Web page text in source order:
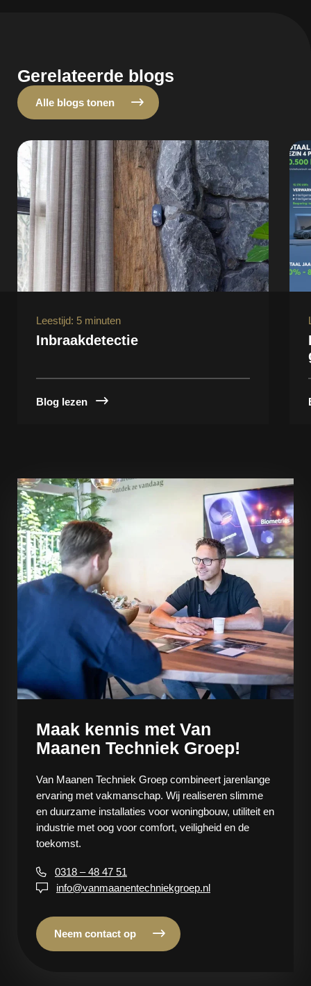
Gerelateerde blogs
Alle blogs tonen
Leestijd: 5 minuten
Inbraakdetectie
Blog lezen
Maak kennis met Van
Maanen Techniek Groep!
Van Maanen Techniek Groep combineert jarenlange
ervaring met vakmanschap. Wij realiseren slimme
en duurzame installaties voor woningbouw, utiliteit en
industrie met oog voor comfort, veiligheid en de
toekomst.
0318 – 48 47 51
info@vanmaanentechniekgroep.nl
Neem contact op